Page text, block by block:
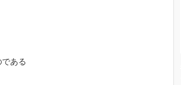
ある